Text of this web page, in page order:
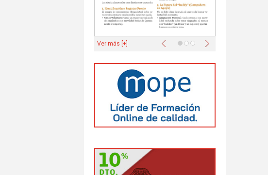
Anterior Siguiente
Ver más [+]